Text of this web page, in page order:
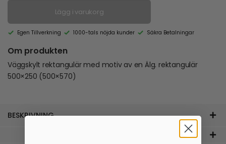
Lägg i varukorg
Egen Tillverkning 1000-tals nöjda kunder Säkra Betalningar
Om produkten
Väggskylt rektangulär med motiv av en Älg. rektangulär
500×250 (500×570)
BESKRIVNING